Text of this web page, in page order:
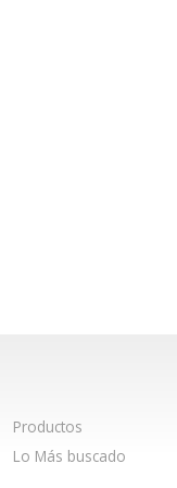
Productos
Lo Más buscado